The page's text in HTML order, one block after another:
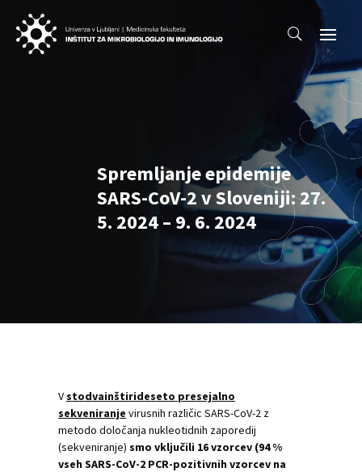
Spremljanje epidemije
SARS-CoV-2 v Sloveniji: 27.
5. 2024 – 9. 6. 2024
Vstodvainštirideseto presejalno
sekveniranje virusnih različic SARS-CoV-2 z
metodo določanja nukleotidnih zaporedij
(sekveniranje) smo vključili 16 vzorcev (94 %
vseh SARS-CoV-2 PCR-pozitivnih vzorcev na